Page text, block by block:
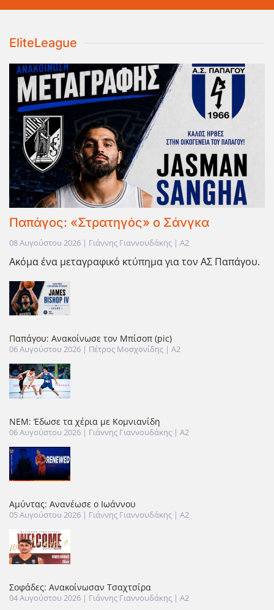
EliteLeague
Παπάγος: «Στρατηγός» ο Σάνγκα
08 Αυγούστου 2026 | Γιάννης Γιαννουδάκης | A2
Ακόμα ένα μεταγραφικό κτύπημα για τον ΑΣ Παπάγου.
Παπάγου: Ανακοίνωσε τον Μπίσοπ (pic)
06 Αυγούστου 2026 | Πέτρος Μοσχονίδης | A2
ΝΕΜ: Έδωσε τα χέρια με Κομνιανίδη
06 Αυγούστου 2026 | Γιάννης Γιαννουδάκης | A2
Αμύντας: Ανανέωσε ο Ιωάννου
05 Αυγούστου 2026 | Γιάννης Γιαννουδάκης | A2
Σοφάδες: Ανακοίνωσαν Τσαχτσίρα
04 Αυγούστου 2026 | Γιάννης Γιαννουδάκης | A2